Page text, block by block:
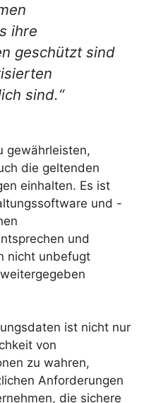
ihre
geschützt sind
sind.“
gewährleisten,
die geltenden
einhalten. Es ist
und -
und
nicht unbefugt
ist nicht nur
von
zu wahren,
Anforderungen
die sichere